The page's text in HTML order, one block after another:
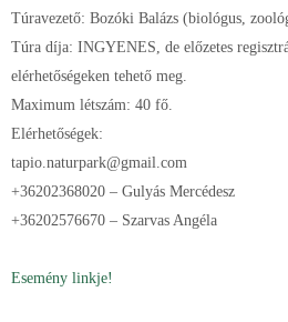
Túravezető: Bozóki Balázs (biológus,
Túra díja: INGYENES, de előzetes
elérhetőségeken tehető meg.
Maximum létszám: 40 fő.
Elérhetőségek:
tapio.naturpark@gmail.com
+36202368020 – Gulyás Mercédesz
+36202576670 – Szarvas Angéla
Esemény linkje!